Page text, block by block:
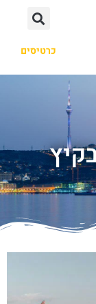
כרטיסים